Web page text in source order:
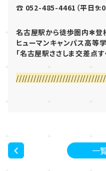
☎ 052-485-4461（平日
名古屋駅から徒歩圏内✻登
ヒューマンキャンパス高等
「名古屋駅ささしま交差点す
一